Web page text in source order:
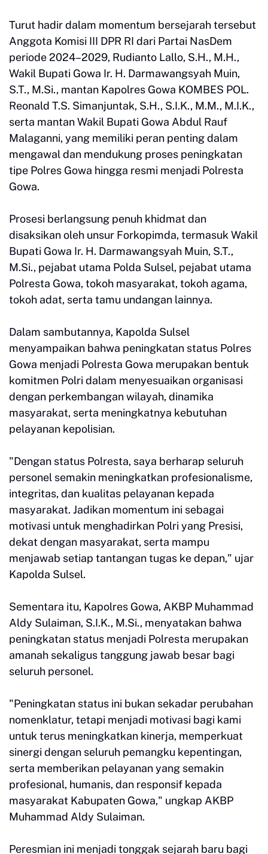
Turut hadir dalam momentum bersejarah tersebut
Anggota Komisi III DPR RI dari Partai NasDem
periode 2024–2029, Rudianto Lallo, S.H., M.H.,
Wakil Bupati Gowa Ir. H. Darmawangsyah Muin,
S.T., M.Si., mantan Kapolres Gowa KOMBES POL.
Reonald T.S. Simanjuntak, S.H., S.I.K., M.M., M.I.K.,
serta mantan Wakil Bupati Gowa Abdul Rauf
Malaganni, yang memiliki peran penting dalam
mengawal dan mendukung proses peningkatan
tipe Polres Gowa hingga resmi menjadi Polresta
Gowa.
Prosesi berlangsung penuh khidmat dan
disaksikan oleh unsur Forkopimda, termasuk Wakil
Bupati Gowa Ir. H. Darmawangsyah Muin, S.T.,
M.Si., pejabat utama Polda Sulsel, pejabat utama
Polresta Gowa, tokoh masyarakat, tokoh agama,
tokoh adat, serta tamu undangan lainnya.
Dalam sambutannya, Kapolda Sulsel
menyampaikan bahwa peningkatan status Polres
Gowa menjadi Polresta Gowa merupakan bentuk
komitmen Polri dalam menyesuaikan organisasi
dengan perkembangan wilayah, dinamika
masyarakat, serta meningkatnya kebutuhan
pelayanan kepolisian.
"Dengan status Polresta, saya berharap seluruh
personel semakin meningkatkan profesionalisme,
integritas, dan kualitas pelayanan kepada
masyarakat. Jadikan momentum ini sebagai
motivasi untuk menghadirkan Polri yang Presisi,
dekat dengan masyarakat, serta mampu
menjawab setiap tantangan tugas ke depan," ujar
Kapolda Sulsel.
Sementara itu, Kapolres Gowa, AKBP Muhammad
Aldy Sulaiman, S.I.K., M.Si., menyatakan bahwa
peningkatan status menjadi Polresta merupakan
amanah sekaligus tanggung jawab besar bagi
seluruh personel.
"Peningkatan status ini bukan sekadar perubahan
nomenklatur, tetapi menjadi motivasi bagi kami
untuk terus meningkatkan kinerja, memperkuat
sinergi dengan seluruh pemangku kepentingan,
serta memberikan pelayanan yang semakin
profesional, humanis, dan responsif kepada
masyarakat Kabupaten Gowa," ungkap AKBP
Muhammad Aldy Sulaiman.
Peresmian ini menjadi tonggak sejarah baru bagi